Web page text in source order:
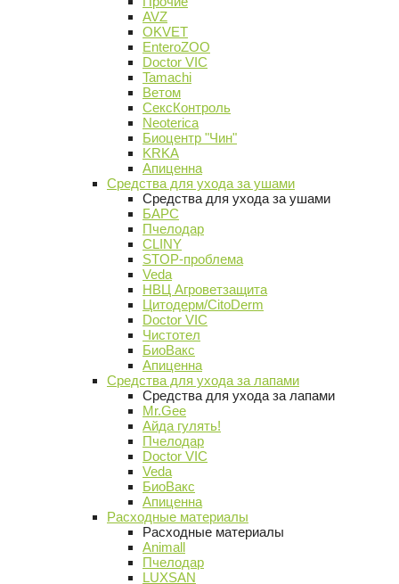
AVZ
OKVET
EnteroZOO
Doctor VIC
Tamachi
Ветом
СексКонтроль
Neoterica
Биоцентр "Чин"
KRKA
Апиценна
Средства для ухода за ушами
Средства для ухода за ушами
БАРС
Пчелодар
CLINY
STOP-проблема
Veda
НВЦ Агроветзащита
Цитодерм/CitoDerm
Doctor VIC
Чистотел
БиоВакс
Апиценна
Средства для ухода за лапами
Средства для ухода за лапами
Mr.Gee
Айда гулять!
Пчелодар
Doctor VIC
Veda
БиоВакс
Апиценна
Расходные материалы
Расходные материалы
Animall
Пчелодар
LUXSAN